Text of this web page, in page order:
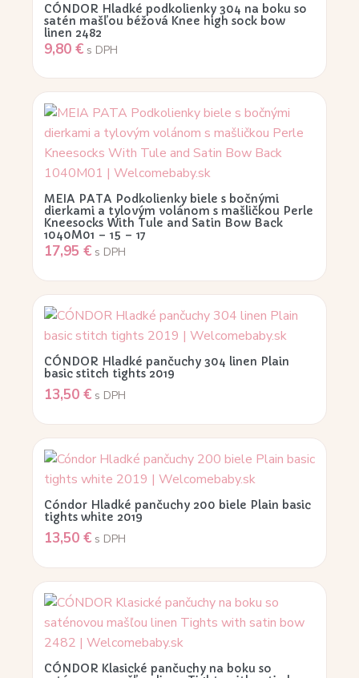
CÓNDOR Hladké podkolienky 304 na boku so
satén mašľou béžová Knee high sock bow
linen 2482
9,80 € s DPH
MEIA PATA Podkolienky biele s bočnými
dierkami a tylovým volánom s mašličkou Perle
Kneesocks With Tule and Satin Bow Back
1040M01 – 15 – 17
17,95 € s DPH
CÓNDOR Hladké pančuchy 304 linen Plain
basic stitch tights 2019
13,50 € s DPH
Cóndor Hladké pančuchy 200 biele Plain basic
tights white 2019
13,50 € s DPH
CÓNDOR Klasické pančuchy na boku so